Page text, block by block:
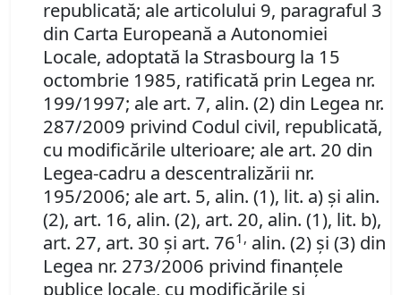
republicată; ale articolului 9, paragraful 3
din Carta Europeană a Autonomiei
Locale, adoptată la Strasbourg la 15
octombrie 1985, ratificată prin Legea nr.
199/1997; ale art. 7, alin. (2) din Legea nr.
287/2009 privind Codul civil, republicată,
cu modificările ulterioare; ale art. 20 din
Legea-cadru a descentralizării nr.
195/2006; ale art. 5, alin. (1), lit. a) şi alin.
(2), art. 16, alin. (2), art. 20, alin. (1), lit. b),
art. 27, art. 30 şi art. 761, alin. (2) şi (3) din
Legea nr. 273/2006 privind finanţele
publice locale, cu modificările şi